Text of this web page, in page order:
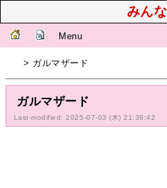
みん
Menu
> ガルマザード
ガルマザード
Last-modified: 2025-07-03 (木) 21:38:42